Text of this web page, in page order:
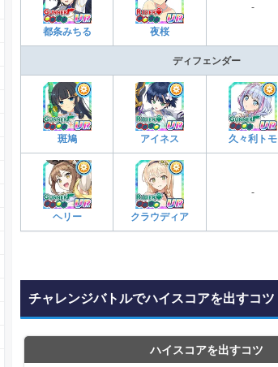
都条みちる 夜桜
-
ディフェンダー
斑鳩 アイネス 久々利トモ
ヘリー クラウディア
-
チャレンジバトルでハイスコアを出すコツ
ハイスコアを出すコツ